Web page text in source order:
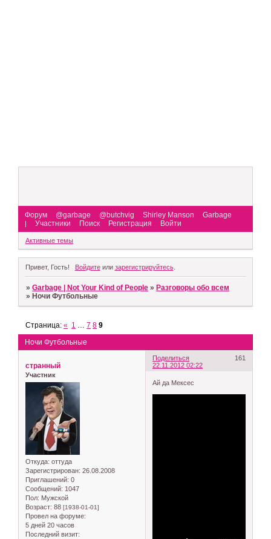
Форум @garbage @butchvig Shirley Manson Garbage
| Участники Поиск Регистрация Войти
Активные темы
Привет, Гость! Войдитеили зарегистрируйтесь.
»Garbage | Not Your Kind of People »Разговоры обо всем
»Ночи Футбольные
Ночи Футбольные
Страница:« 1 … 7 8 9
Поделиться
161
22.11.2012 02:22
странный
Участник
Откуда: оттуда
Зарегистрирован: 26.08.2008
Приглашений: 0
Сообщений: 1047
Пол: Мужской
Возраст: 88 [1938-01-01]
Провел на форуме:
5 дней 20 часов
Последний визит:
Ай да Мексес